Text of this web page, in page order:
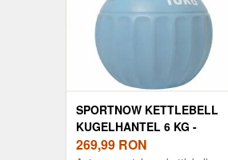
SPORTNOW KETTLEBELL
KUGELHANTEL 6 KG -
GANTERĂ UMPLUTĂ CU
269,99 RON